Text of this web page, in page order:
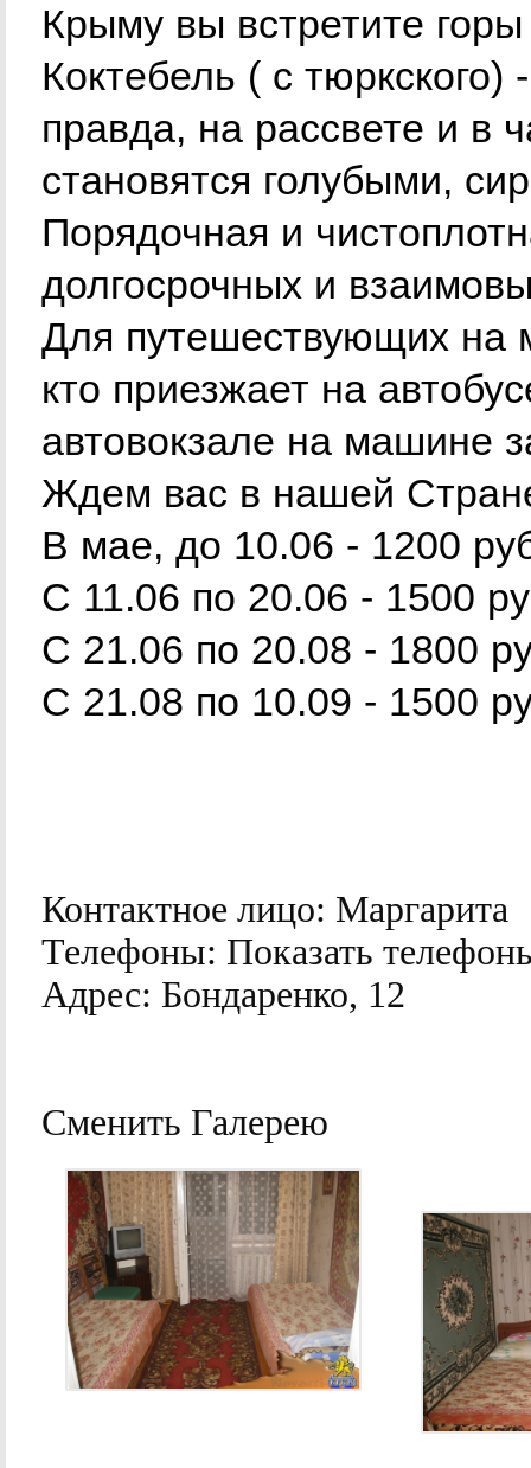
Крыму вы встретите
Коктебель ( с
правда, на рассвете и в
становятся голубыми,
Порядочная и
долгосрочных и
Для путешествующих на
кто приезжает на
автовокзале на машине
Ждем вас в нашей
В мае, до 10.06 - 1200
C 11.06 по 20.06 - 1500
С 21.06 по 20.08 - 1800
С 21.08 по 10.09 - 1500
Контактное лицо: Маргарита
Телефоны: Показать
Адрес: Бондаренко, 12
Сменить Галерею